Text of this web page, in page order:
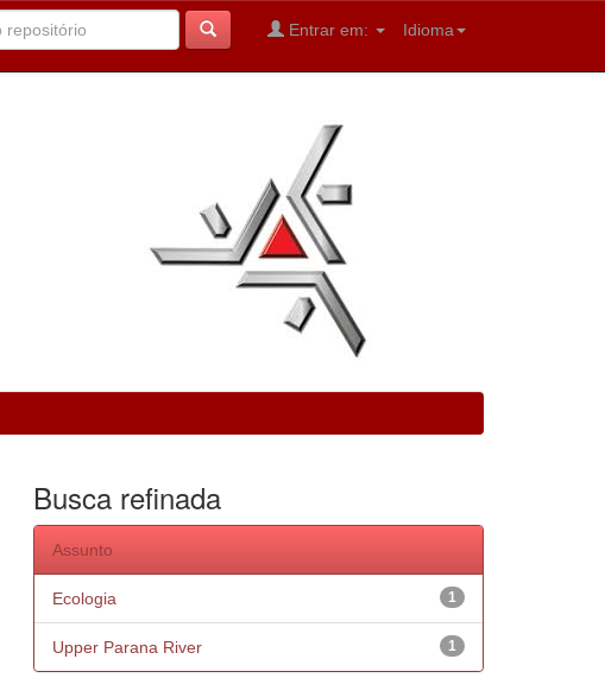
Idioma
Entrar em:
Busca refinada
Assunto
1
Ecologia
1
Upper Parana River